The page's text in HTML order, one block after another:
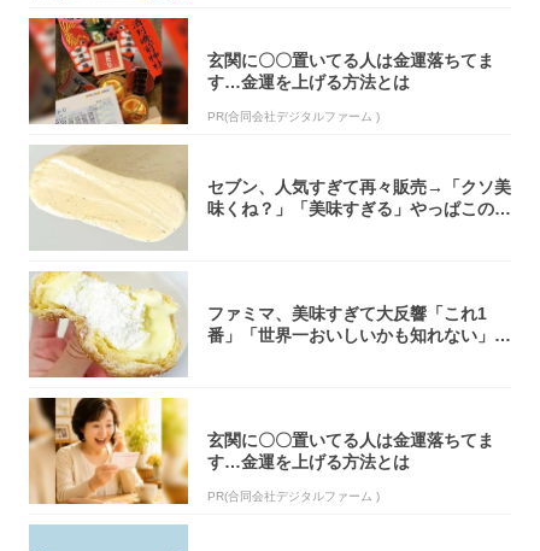
玄関に〇〇置いてる人は金運落ちてま
す…金運を上げる方法とは
PR(合同会社デジタルファーム )
セブン、人気すぎて再々販売→「クソ美
味くね？」「美味すぎる」やっぱこのク
ファミマ、美味すぎて大反響「これ1
番」「世界一おいしいかも知れない」
玄関に〇〇置いてる人は金運落ちてま
す…金運を上げる方法とは
PR(合同会社デジタルファーム )